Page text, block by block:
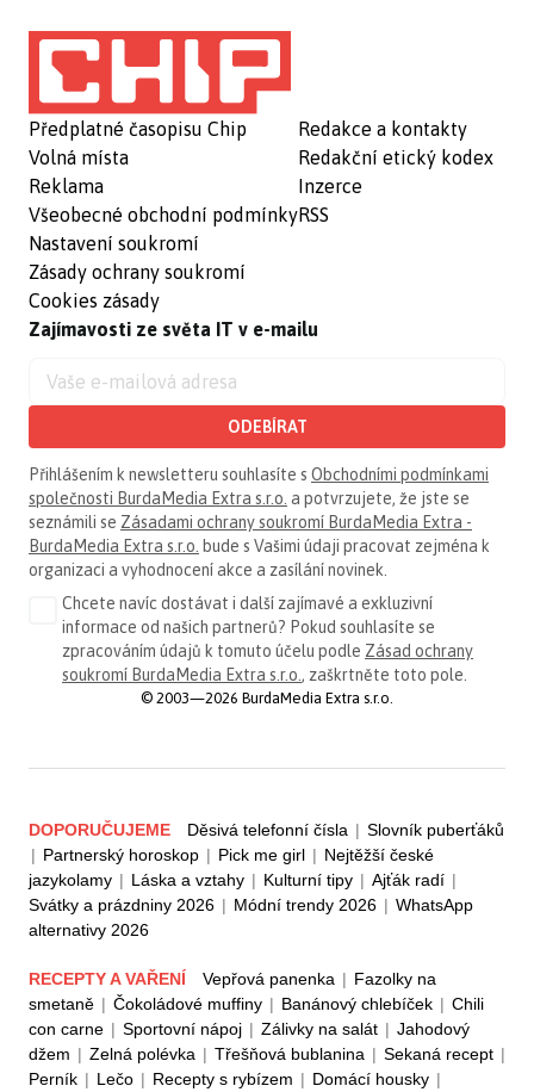
Předplatné časopisu Chip
Volná místa
Reklama
Všeobecné obchodní podmínky
Nastavení soukromí
Zásady ochrany soukromí
Cookies zásady
Redakce a kontakty
Redakční etický kodex
Inzerce
RSS
Zajímavosti ze světa IT v e-mailu
ODEBÍRAT
Přihlášením k newsletteru souhlasíte s Obchodními podmínkami
společnosti BurdaMedia Extra s.r.o. a potvrzujete, že jste se
seznámili se Zásadami ochrany soukromí BurdaMedia Extra -
BurdaMedia Extra s.r.o. bude s Vašimi údaji pracovat zejména k
organizaci a vyhodnocení akce a zasílání novinek.
Chcete navíc dostávat i další zajímavé a exkluzivní
informace od našich partnerů? Pokud souhlasíte se
zpracováním údajů k tomuto účelu podle Zásad ochrany
soukromí BurdaMedia Extra s.r.o. , zaškrtněte toto pole.
© 2003—2026 BurdaMedia Extra s.r.o.
DOPORUČUJEME Děsivá telefonní čísla | Slovník puberťáků
| Partnerský horoskop | Pick me girl | Nejtěžší české
jazykolamy | Láska a vztahy | Kulturní tipy | Ajťák radí |
Svátky a prázdniny 2026 | Módní trendy 2026 | WhatsApp
alternativy 2026
RECEPTY A VAŘENÍ Vepřová panenka | Fazolky na
smetaně | Čokoládové muffiny | Banánový chlebíček | Chili
con carne | Sportovní nápoj | Zálivky na salát | Jahodový
džem | Zelná polévka | Třešňová bublanina | Sekaná recept |
Perník | Lečo | Recepty s rybízem | Domácí housky |